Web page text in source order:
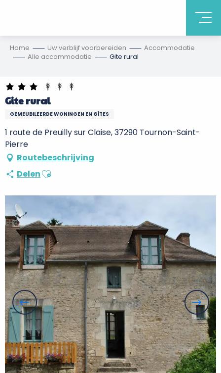
Home Uw verblijf voorbereiden
Accommodatie
Alle accommodatie
Gite rural
Gite rural
GEMEUBILEERDE WONINGEN EN GÎTES
1 route de Preuilly sur Claise, 37290 Tournon-Saint-
Pierre
Routebeschrijving
DelenAjouter aux favoris